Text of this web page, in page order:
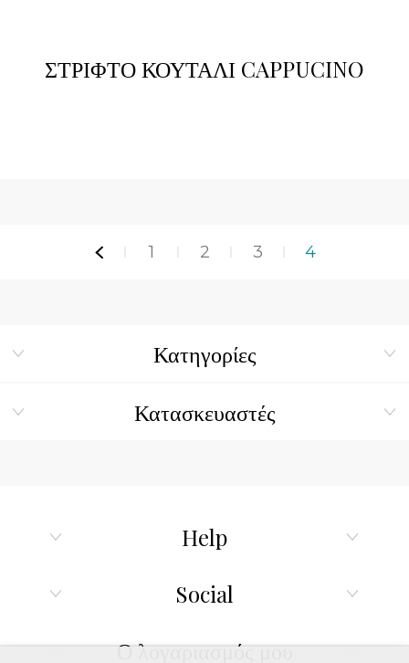
ΣΤΡΙΦΤΟ ΚΟΥΤΑΛΙ CAPPUCINO
1 2 3 4
Κατηγορίες
Κατασκευαστές
Help
Social
Ο λογαριασμός μου